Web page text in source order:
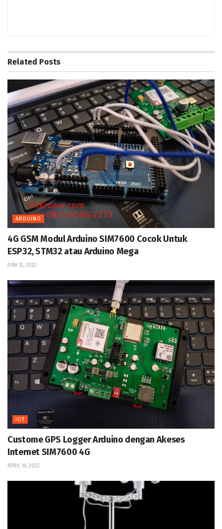
Related Posts
ARDUINO
4G GSM Modul Arduino SIM7600 Cocok Untuk
ESP32, STM32 atau Arduino Mega
JUNI 13, 2022
IOT
Custome GPS Logger Arduino dengan Akeses
Internet SIM7600 4G
APRIL 14, 2022